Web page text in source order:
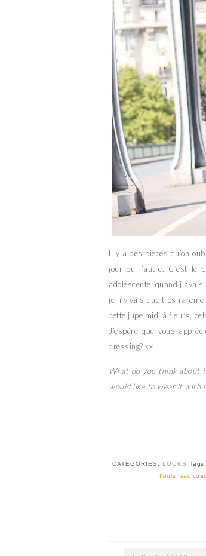
Il y a des pièces qu’on
jour ou l’autre. C’est le
adolescente, quand
je n’y vais que très
cette jupe midi à fleurs,
J’espère que vous
dressing? xx
What do you think
would like to wear it with
CATEGORIES: LOOKS Tags:
fleurs, sac